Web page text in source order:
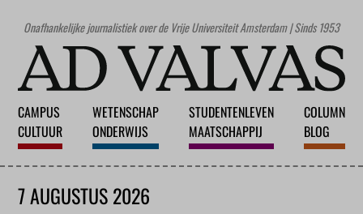
Onafhankelijke journalistiek over de Vrije Universiteit Amsterdam | Sinds 1953
CAMPUS
CULTUUR
WETENSCHAP
ONDERWIJS
STUDENTENLEVEN
MAATSCHAPPIJ
COLUMN
BLOG
7 AUGUSTUS 2026